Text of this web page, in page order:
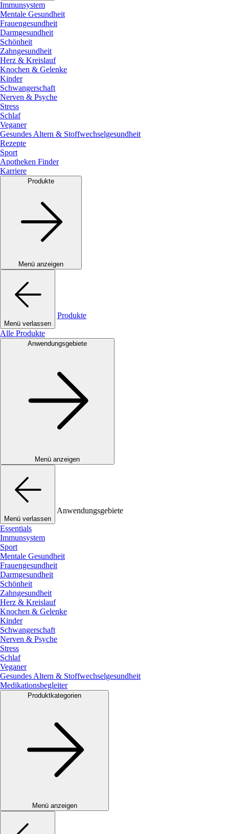
Immunsystem
Mentale Gesundheit
Frauengesundheit
Darmgesundheit
Schönheit
Zahngesundheit
Herz & Kreislauf
Knochen & Gelenke
Kinder
Schwangerschaft
Nerven & Psyche
Stress
Schlaf
Veganer
Gesundes Altern & Stoffwechselgesundheit
Rezepte
Sport
Apotheken Finder
Karriere
Produkte
Menü anzeigen
Menü verlassen
Produkte
Alle Produkte
Anwendungsgebiete
Menü anzeigen
Menü verlassen
Anwendungsgebiete
Essentials
Immunsystem
Sport
Mentale Gesundheit
Frauengesundheit
Darmgesundheit
Schönheit
Zahngesundheit
Herz & Kreislauf
Knochen & Gelenke
Kinder
Schwangerschaft
Nerven & Psyche
Stress
Schlaf
Veganer
Gesundes Altern & Stoffwechselgesundheit
Medikationsbegleiter
Produktkategorien
Menü anzeigen